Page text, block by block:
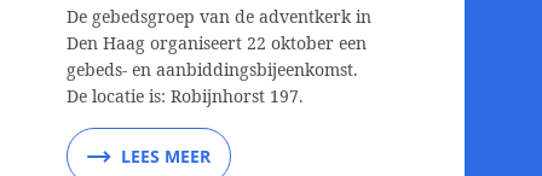
De gebedsgroep van de adventkerk in
Den Haag organiseert 22 oktober een
gebeds- en aanbiddingsbijeenkomst.
De locatie is: Robijnhorst 197.
LEES MEER